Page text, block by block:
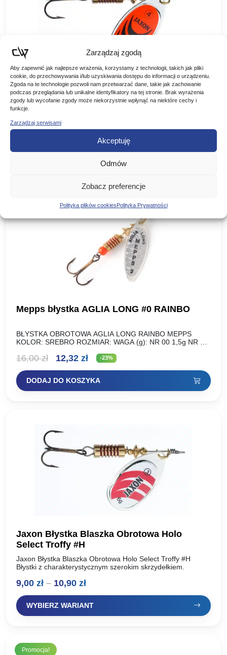
Zarządzaj zgodą
Aby zapewnić jak najlepsze wrażenia, korzystamy z technologii, takich jak pliki
cookie, do przechowywania i/lub uzyskiwania dostępu do informacji o urządzeniu.
Zgoda na te technologie pozwoli nam przetwarzać dane, takie jak zachowanie
podczas przeglądania lub unikalne identyfikatory na tej stronie. Brak wyrażenia
zgody lub wycofanie zgody może niekorzystnie wpłynąć na niektóre cechy i
funkcje.
Zarządzaj serwisami
Akceptuję
Odmów
Zobacz preferencje
Polityka plików cookiesPolityka Prywatności
Jaxon Błystka Blaszka Obrotowa Holo
Select Classic Contra #A
Jaxon Błystka Blaszka Obrotowa Holo Select Classic Contra
do klasycznego wzornictwa z wykorzystaniem kolorowych
Zakres
cen:
do
13,90 zł
Mepps błystka AGLIA LONG #0 RAINBO
BŁYSTKA OBROTOWA AGLIA LONG RAINBO MEPPS
KOLOR: SREBRO ROZMIAR: WAGA (g): NR 00 1,5g NR 0
16,00zł
Pierwotna
cena
wynosiła:
12,32 złAktualna
cena
wynosi:
-23%
DODAJ DO KOSZYKA
Jaxon Błystka Blaszka Obrotowa Holo
Select Troffy #H
Jaxon Błystka Blaszka Obrotowa Holo Select Troffy #H
Błystki z charakterystycznym szerokim skrzydełkiem.
9,00 zł – 10,90 złZakres
cen:
od
WYBIERZ WARIANT
Promocja!